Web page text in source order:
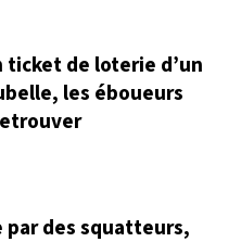
de loterie d’un
les éboueurs
par des squatteurs,